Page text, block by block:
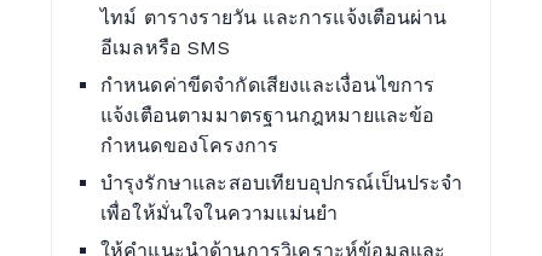
ไทม์ ตารางรายวัน และการแจ้งเตือนผ่าน
อีเมลหรือ SMS
กำหนดค่าขีดจำกัดเสียงและเงื่อนไขการ
แจ้งเตือนตามมาตรฐานกฎหมายและข้อ
กำหนดของโครงการ
บำรุงรักษาและสอบเทียบอุปกรณ์เป็นประจำ
เพื่อให้มั่นใจในความแม่นยำ
ให้คำแนะนำด้านการวิเคราะห์ข้อมูลและ